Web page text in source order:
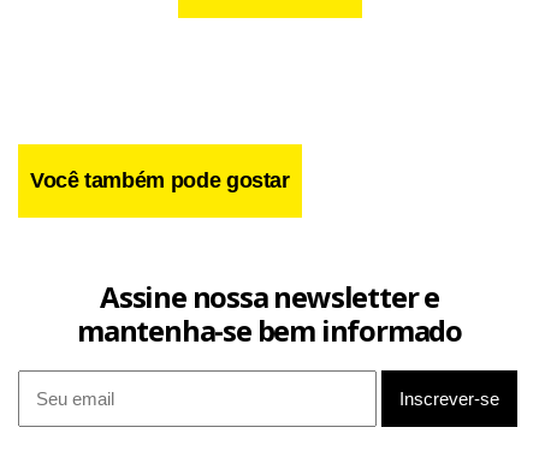
Você também pode gostar
Assine nossa newsletter e
mantenha-se bem informado